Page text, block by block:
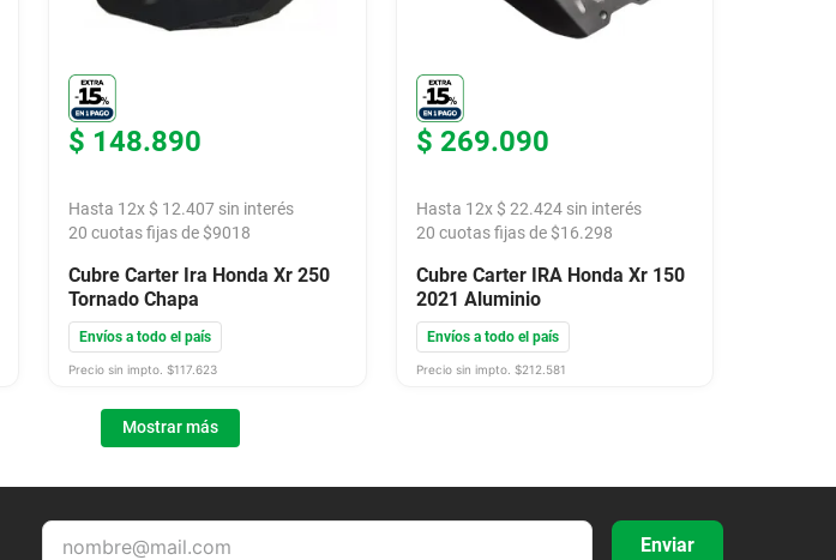
$ 148.890
Hasta 12x $ 12.407 sin interés
20 cuotas fijas de $9018
Cubre Carter Ira Honda Xr 250
Tornado Chapa
Envíos a todo el país
Precio sin impto. $117.623
$ 269.090
Hasta 12x $ 22.424sin interés
20 cuotas fijas de $16.298
Cubre Carter IRA Honda Xr 150
2021 Aluminio
Envíos a todo el país
Precio sin impto. $212.581
Mostrar más
Enviar